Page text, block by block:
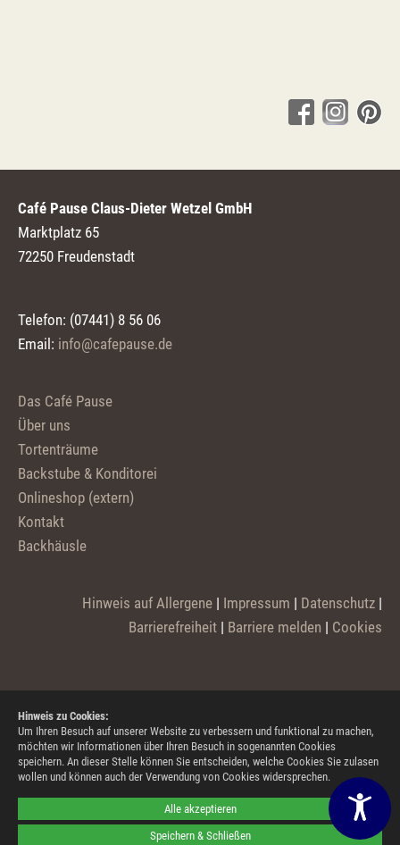
Alle akzeptieren
Speichern & Schließen
Hinweis zu Cookies:
Um Ihren Besuch auf unserer Website zu verbessern und funktional zu machen,
möchten wir Informationen über Ihren Besuch in sogenannten Cookies
speichern. An dieser Stelle können Sie entscheiden, welche Cookies Sie zulasen
wollen und können auch der Verwendung von Cookies widersprechen.
Café Pause Claus-Dieter Wetzel GmbH
Marktplatz 65
72250 Freudenstadt
Telefon: (07441) 8 56 06
Email: info@cafepause.de
Das Café Pause
Über uns
Tortenträume
Backstube & Konditorei
Onlineshop (extern)
Kontakt
Backhäusle
Hinweis auf Allergene | Impressum | Datenschutz |
Barrierefreiheit | Barriere melden | Cookies